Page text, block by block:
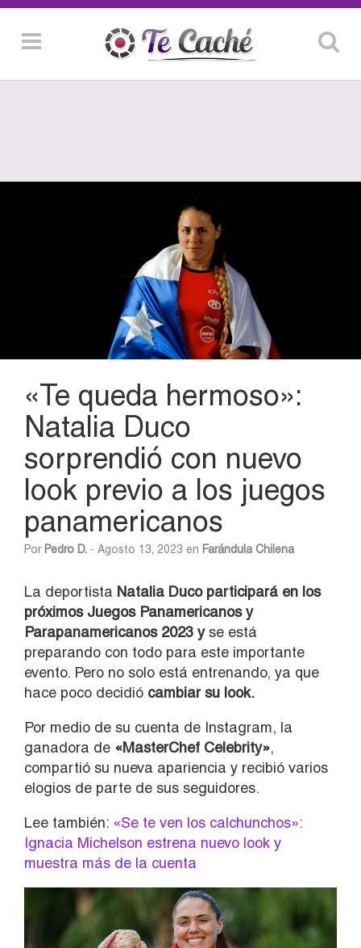
«Te queda hermoso»:
Natalia Duco
sorprendió con nuevo
look previo a los juegos
panamericanos
Por Pedro D. - Agosto 13, 2023 en Farándula Chilena
La deportista Natalia Ducoparticipará en los
próximos Juegos Panamericanos y
Parapanamericanos 2023 yse está
preparando con todo para este importante
evento. Pero no solo está entrenando, ya que
hace poco decidió cambiar su look.
Por medio de su cuenta de Instagram, la
ganadora de «MasterChef Celebrity»,
compartió su nueva apariencia y recibió varios
elogios de parte de sus seguidores.
Lee también: «Se te ven los calchunchos»:
Ignacia Michelson estrena nuevo look y
muestra más de la cuenta